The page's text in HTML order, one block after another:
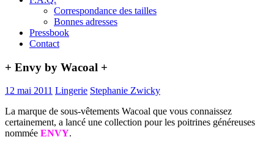
Correspondance des tailles
Bonnes adresses
Pressbook
Contact
+ Envy by Wacoal +
12 mai 2011 Lingerie Stephanie Zwicky
La marque de sous-vêtements Wacoal que vous connaissez
certainement, a lancé une collection pour les poitrines généreuses
nommée ENVY.